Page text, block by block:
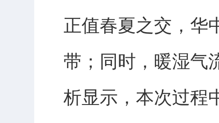
正值春夏之交，华
带；同时，暖湿气
析显示，本次过程